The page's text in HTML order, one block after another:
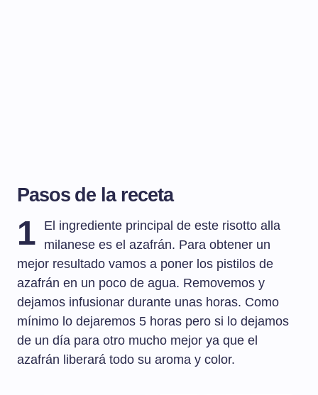
Pasos de la receta
1
El ingrediente principal de este risotto alla
milanese es el azafrán. Para obtener un
mejor resultado vamos a poner los pistilos de
azafrán en un poco de agua. Removemos y
dejamos infusionar durante unas horas. Como
mínimo lo dejaremos 5 horas pero si lo dejamos
de un día para otro mucho mejor ya que el
azafrán liberará todo su aroma y color.